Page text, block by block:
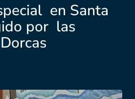
en Santa
por las